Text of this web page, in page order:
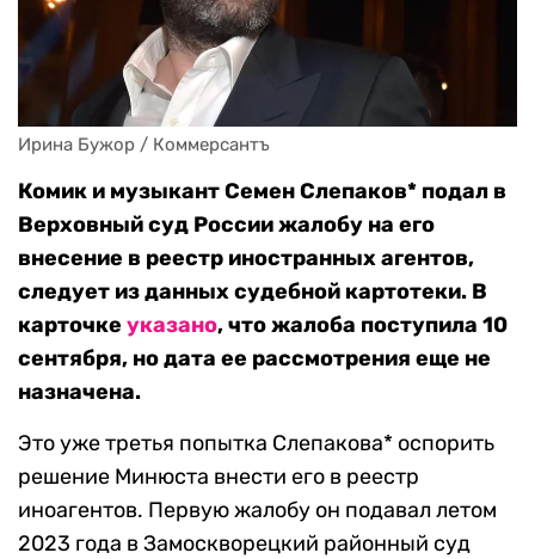
Ирина Бужор / Коммерсантъ
Комик и музыкант Семен Слепаков* подал в
Верховный суд России жалобу на его
внесение в реестр иностранных агентов,
следует из данных судебной картотеки. В
карточке указано, что жалоба поступила 10
сентября, но дата ее рассмотрения еще не
назначена.
Это уже третья попытка Слепакова* оспорить
решение Минюста внести его в реестр
иноагентов. Первую жалобу он подавал летом
2023 года в Замоскворецкий районный суд